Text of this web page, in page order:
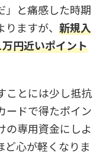
」と痛感した時期
ますが、 新規入
円近いポイント
ことには少し抵抗
ードで得たポイン
の専用資金にしよ
ど心が軽くなりま